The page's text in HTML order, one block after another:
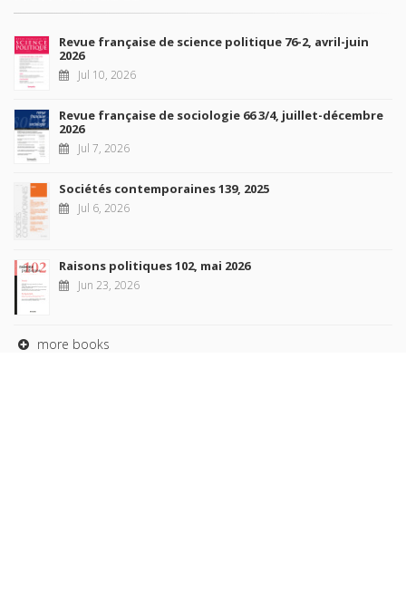
Revue française de science politique 76-2, avril-juin
2026
Jul 10, 2026
Revue française de sociologie 66 3/4, juillet-décembre
2026
Jul 7, 2026
Sociétés contemporaines 139, 2025
Jul 6, 2026
Raisons politiques 102, mai 2026
Jun 23, 2026
more books